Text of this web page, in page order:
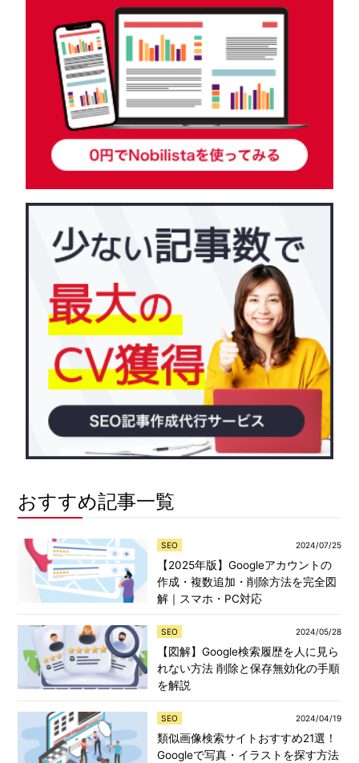
おすすめ記事一覧
SEO 2024/07/25
【2025年版】Googleアカウントの
作成・複数追加・削除方法を完全図
解｜スマホ・PC対応
SEO 2024/05/28
【図解】Google検索履歴を人に見ら
れない方法 削除と保存無効化の手順
を解説
SEO 2024/04/19
類似画像検索サイトおすすめ21選！
Googleで写真・イラストを探す方法